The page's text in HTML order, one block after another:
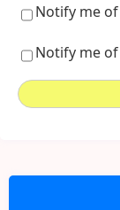
Notify me
Notify me